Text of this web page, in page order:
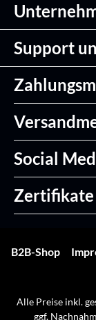
Support
Social
Zertifikate
B2B-Shop
Alle Preise inkl.
ggf.